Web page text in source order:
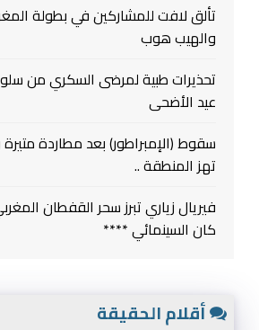
تألق لافت للمشاركين في بطولة
والهيب هوب
تحذيرات طبية لمرضى السكري من
عيد الأضحى
تهز المنطقة ..
فيريال زياري تبرز سحر القفطان
كان السينمائي ****
أقلام الحقيقة